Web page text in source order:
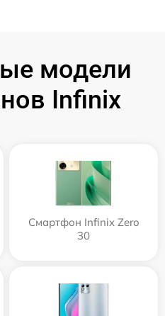
модели
Infinix
Смартфон Infinix Zero
30